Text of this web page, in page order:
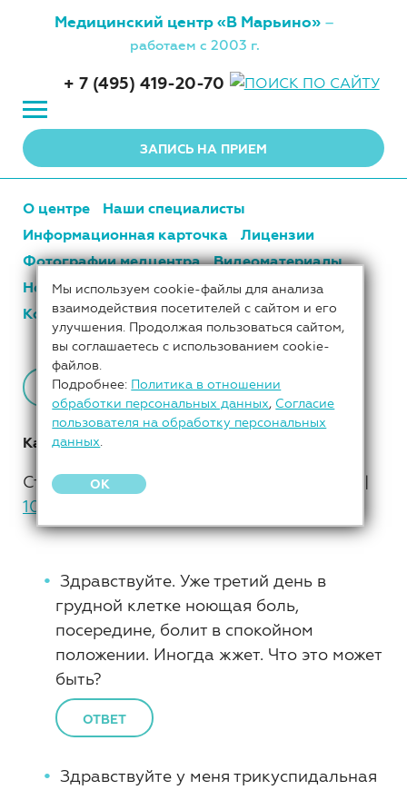
Медицинский центр«В Марьино» –
работаем с 2003 г.
+ 7 (495) 419-20-70
ЗАПИСЬ НА ПРИЕМ
О центре
Наши специалисты
Информационная карточка
Лицензии
Фотографии медцентра
Видеоматериалы
Новости центра
Цены
Наши партнеры
Контакты
К СПИСКУ ТЕМ
Кардиология
Страницы: 1 |
|
10
Здравствуйте. Уже третий день в
грудной клетке ноющая боль,
посередине, болит в спокойном
положении. Иногда жжет. Что это может
быть?
ОТВЕТ
Здравствуйте у меня трикуспидальная
Мы используем cookie-файлы для анализа
взаимодействия посетителей с сайтом и его
улучшения. Продолжая пользоваться сайтом,
вы соглашаетесь с использованием cookie-
файлов.
Подробнее: Политика в отношении
обработки персональных данных, Согласие
пользователя на обработку персональных
данных
OK